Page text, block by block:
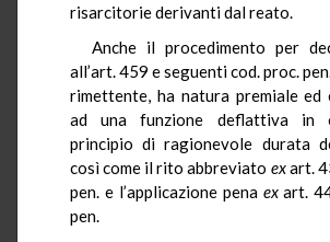
risarcitorie derivanti dal reato.
Anche il procedimento per
all’art. 459 e seguenti cod. proc.
rimettente, ha natura premiale ed
ad una funzione deflattiva in
principio di ragionevole durata
così come il rito abbreviato exart.
pen. e l’applicazione pena exart.
pen.